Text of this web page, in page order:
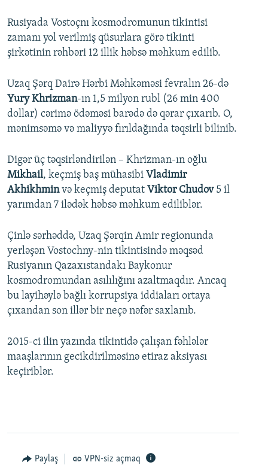
XƏBƏR BÜLLETENLƏRIMIZ
Rusiyada Vostoçnı kosmodromunun tikintisi
zamanı yol verilmiş qüsurlara görə tikinti
şirkətinin rəhbəri 12 illik həbsə məhkum edilib.
Uzaq Şərq Dairə Hərbi Məhkəməsi fevralın 26-də
Yury Khrizman-ın 1,5 milyon rubl (26 min 400
dollar) cərimə ödəməsi barədə də qərar çıxarıb. O,
mənimsəmə və maliyyə fırıldağında təqsirli bilinib.
Digər üç təqsirləndirilən – Khrizman-ın oğlu
Mikhail, keçmiş baş mühasibi Vladimir
Akhikhminvə keçmiş deputat Viktor Chudov5 il
yarımdan 7 ilədək həbsə məhkum ediliblər.
Çinlə sərhəddə, Uzaq Şərqin Amir regionunda
yerləşən Vostochny-nin tikintisində məqsəd
Rusiyanın Qazaxıstandakı Baykonur
kosmodromundan asılılığını azaltmaqdır. Ancaq
bu layihəylə bağlı korrupsiya iddiaları ortaya
çıxandan son illər bir neçə nəfər saxlanıb.
2015-ci ilin yazında tikintidə çalışan fəhlələr
maaşlarının gecikdirilməsinə etiraz aksiyası
keçiriblər.
Paylaş VPN-siz açmaq